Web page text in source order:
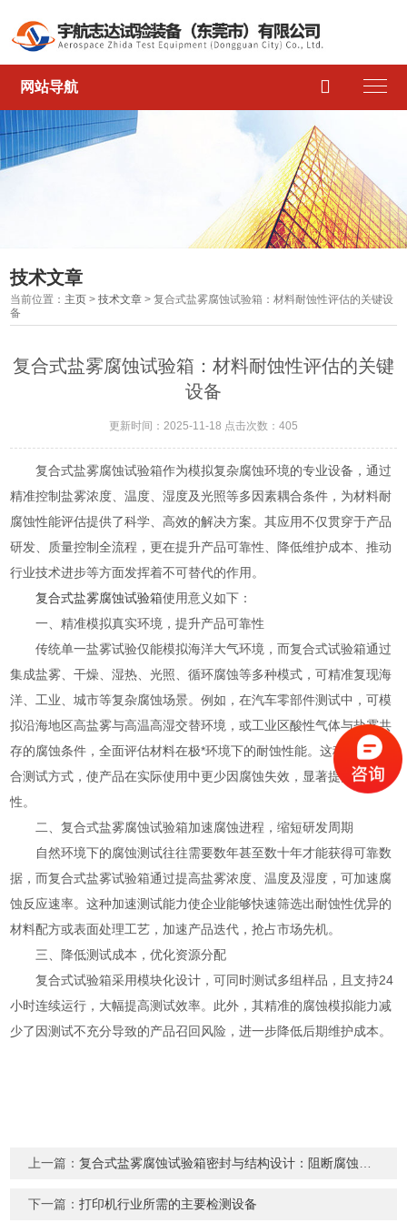
网站导航 
技术文章
当前位置： 主页 >技术文章 > 复合式盐雾腐蚀试验箱：材料耐蚀性评估的关键设
备
复合式盐雾腐蚀试验箱：材料耐蚀性评估的关键
设备
更新时间：2025-11-18 点击次数：405
复合式盐雾腐蚀试验箱作为模拟复杂腐蚀环境的专业设备，通过
精准控制盐雾浓度、温度、湿度及光照等多因素耦合条件，为材料耐
腐蚀性能评估提供了科学、高效的解决方案。其应用不仅贯穿于产品
研发、质量控制全流程，更在提升产品可靠性、降低维护成本、推动
行业技术进步等方面发挥着不可替代的作用。
复合式盐雾腐蚀试验箱使用意义如下：
一、精准模拟真实环境，提升产品可靠性
传统单一盐雾试验仅能模拟海洋大气环境，而复合式试验箱通过
集成盐雾、干燥、湿热、光照、循环腐蚀等多种模式，可精准复现海
洋、工业、城市等复杂腐蚀场景。例如，在汽车零部件测试中，可模
拟沿海地区高盐雾与高温高湿交替环境，或工业区酸性气体与盐雾共
存的腐蚀条件，全面评估材料在极*环境下的耐蚀性能。这种多因素耦
合测试方式，使产品在实际使用中更少因腐蚀失效，显著提升可靠
性。
二、复合式盐雾腐蚀试验箱加速腐蚀进程，缩短研发周期
自然环境下的腐蚀测试往往需要数年甚至数十年才能获得可靠数
据，而复合式盐雾试验箱通过提高盐雾浓度、温度及湿度，可加速腐
蚀反应速率。这种加速测试能力使企业能够快速筛选出耐蚀性优异的
材料配方或表面处理工艺，加速产品迭代，抢占市场先机。
三、降低测试成本，优化资源分配
复合式试验箱采用模块化设计，可同时测试多组样品，且支持24
小时连续运行，大幅提高测试效率。此外，其精准的腐蚀模拟能力减
少了因测试不充分导致的产品召回风险，进一步降低后期维护成本。
上一篇：复合式盐雾腐蚀试验箱密封与结构设计：阻断腐蚀介质渗透
下一篇：打印机行业所需的主要检测设备